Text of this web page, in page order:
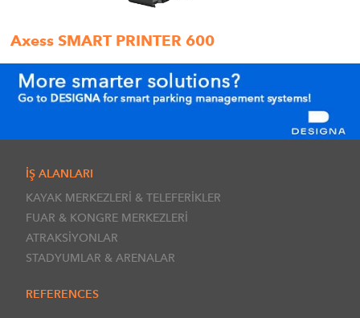
Axess SMART PRINTER 600
İŞ ALANLARI
KAYAK MERKEZLERİ & TELEFERİKLER
FUAR & KONGRE MERKEZLERİ
ATRAKSİYONLAR
STADYUMLAR & ARENALAR
REFERENCES